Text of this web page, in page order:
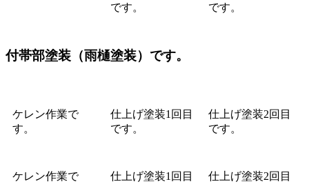
です。
です。
付帯部塗装（雨樋塗装）です。
ケレン作業で
す。
仕上げ塗装1回目
です。
仕上げ塗装2回目
です。
ケレン作業で
仕上げ塗装1回目
仕上げ塗装2回目